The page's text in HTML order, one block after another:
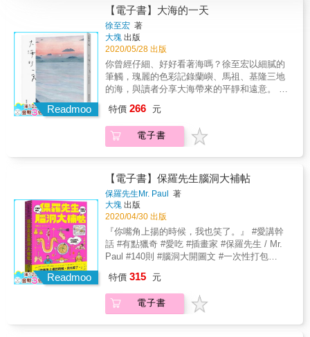
Readmoo
【電子書】大海的一天
徐至宏 著
大塊 出版
2020/05/28 出版
你曾經仔細、好好看著海嗎？徐至宏以細膩的
筆觸，瑰麗的色彩記錄蘭嶼、馬祖、基隆三地
的海，與讀者分享大海帶來的平靜和遠意。 蘭
生命，有時耀眼得無法直視。 基隆的海是墨綠
色，映照著灰白的天空，港口的一切猶如一張
張復古照片。 馬祖的海是清清淡淡點綴在離島
中的早上、午後、黃昏、夜晚，分別捕捉蘭
嶼、馬祖、基隆的海，海的變化以及海邊的日
常。
特價 266 元
電子書
Readmoo
【電子書】保羅先生腦洞大補帖
保羅先生Mr. Paul 著
大塊 出版
2020/04/30 出版
『你嘴角上揚的時候，我也笑了。』 #愛講幹
話 #有點獵奇 #愛吃 #插畫家 #保羅先生 / Mr.
Paul #140則 #腦洞大開圖文 #一次性打包
『鬧事保羅』雙面書封
&mdash;&mdash;&mdash;&mdash; 『本書收
錄這六年來敝人最喜歡的圖文創作， 有獵奇線
特價 315 元
電子書